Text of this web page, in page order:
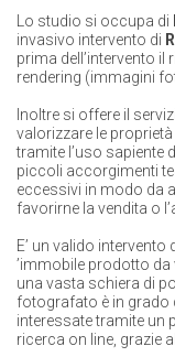
Lo studio si occupa di
invasivo intervento di
prima dell’intervento il
rendering (immagini
Inoltre si offere il
valorizzare le
tramite l’uso sapiente
piccoli accorgimenti
eccessivi in modo da
favorirne la vendita o
E’ un valido
’immobile prodotto da
una vasta schiera di
fotografato è in grado
interessate tramite un
ricerca on line, grazie